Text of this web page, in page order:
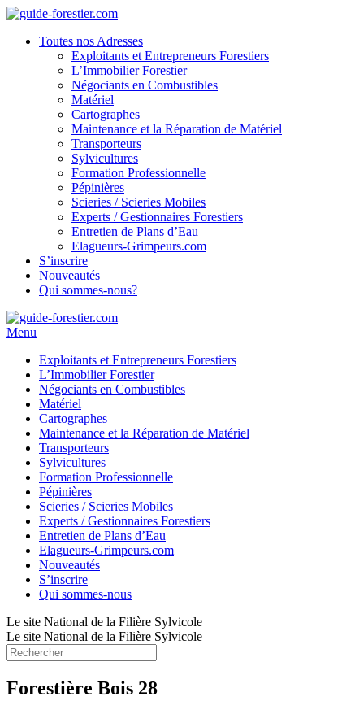
Toutes nos Adresses
Exploitants et Entrepreneurs Forestiers
L’Immobilier Forestier
Négociants en Combustibles
Matériel
Cartographes
Maintenance et la Réparation de Matériel
Transporteurs
Sylvicultures
Formation Professionnelle
Pépinières
Scieries / Scieries Mobiles
Experts / Gestionnaires Forestiers
Entretien de Plans d’Eau
Elagueurs-Grimpeurs.com
S’inscrire
Nouveautés
Qui sommes-nous?
Menu
Exploitants et Entrepreneurs Forestiers
L’Immobilier Forestier
Négociants en Combustibles
Matériel
Cartographes
Maintenance et la Réparation de Matériel
Transporteurs
Sylvicultures
Formation Professionnelle
Pépinières
Scieries / Scieries Mobiles
Experts / Gestionnaires Forestiers
Entretien de Plans d’Eau
Elagueurs-Grimpeurs.com
Nouveautés
S’inscrire
Qui sommes-nous
Le site National de la Filière Sylvicole
Le site National de la Filière Sylvicole
Forestière Bois 28